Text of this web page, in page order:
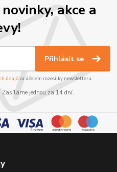
akce a
Přihlásit se
údajůza účelem rozesílky newsletteru.
Zasíláme jednou za 14 dní.